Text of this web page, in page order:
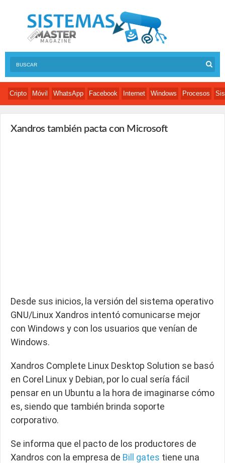
Cripto Móvil WhatsApp Facebook Internet Windows Procesos
Xandros también pacta con Microsoft
Desde sus inicios, la versión del sistema operativo
GNU/Linux Xandros intentó comunicarse mejor
con Windows y con los usuarios que venían de
Windows.
Xandros Complete Linux Desktop Solution se basó
en Corel Linux y Debian, por lo cual sería fácil
pensar en un Ubuntu a la hora de imaginarse cómo
es, siendo que también brinda soporte
corporativo.
Se informa que el pacto de los productores de
Xandros con la empresa de Bill gates tiene una